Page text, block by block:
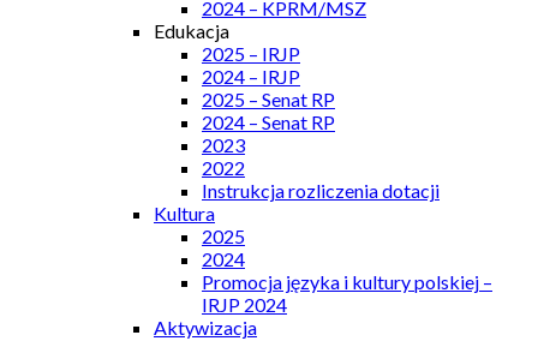
2024 – KPRM/MSZ
Edukacja
2025 – IRJP
2024 – IRJP
2025 – Senat RP
2024 – Senat RP
2023
2022
Instrukcja rozliczenia dotacji
Kultura
2025
2024
Promocja języka i kultury polskiej –
IRJP 2024
Aktywizacja